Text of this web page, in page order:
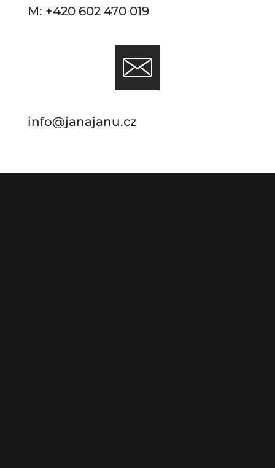
M: +420 602 470 019
info@janajanu.cz